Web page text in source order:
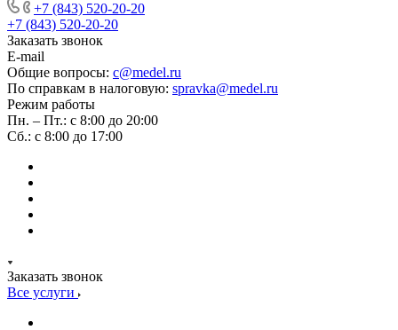
+7 (843) 520-20-20
+7 (843) 520-20-20
Заказать звонок
E-mail
Общие вопросы: c@medel.ru
По справкам в налоговую: spravka@medel.ru
Режим работы
Пн. – Пт.: с 8:00 до 20:00
Сб.: с 8:00 до 17:00
Заказать звонок
Все услуги